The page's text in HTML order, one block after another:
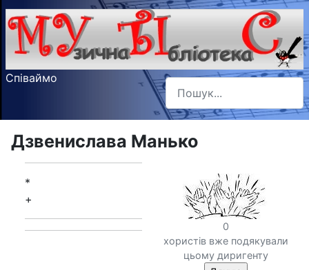
Співаймо Пошук
Type 2 or more characters
Дзвенислава Манько
0
хористів вже подякували
цьому диригенту
*
+